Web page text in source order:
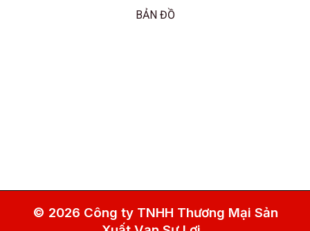
BẢN ĐỒ
© 2026 Công ty TNHH Thương Mại Sản